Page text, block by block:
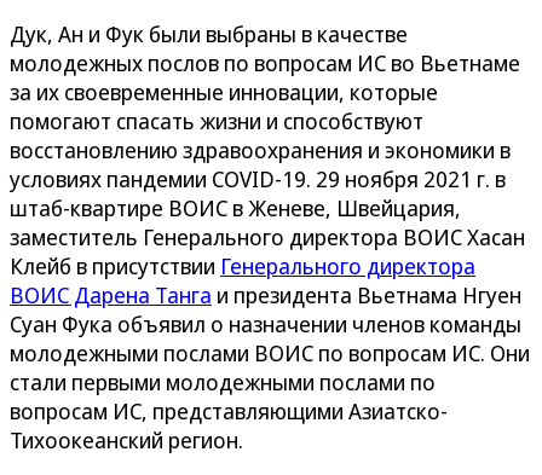
Дук, Ан и Фук были выбраны в качестве
молодежных послов по вопросам ИС во Вьетнаме
за их своевременные инновации, которые
помогают спасать жизни и способствуют
восстановлению здравоохранения и экономики в
условиях пандемии COVID-19. 29 ноября 2021 г. в
штаб-квартире ВОИС в Женеве, Швейцария,
заместитель Генерального директора ВОИС Хасан
Клейб в присутствии Генерального директора
ВОИС Дарена Танга и президента Вьетнама Нгуен
Суан Фука объявил о назначении членов команды
молодежными послами ВОИС по вопросам ИС. Они
стали первыми молодежными послами по
вопросам ИС, представляющими Азиатско-
Тихоокеанский регион.